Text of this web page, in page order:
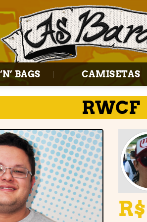
BAGS CAMISETAS
RWCF
Adicionar
à lista de
desejos
R$